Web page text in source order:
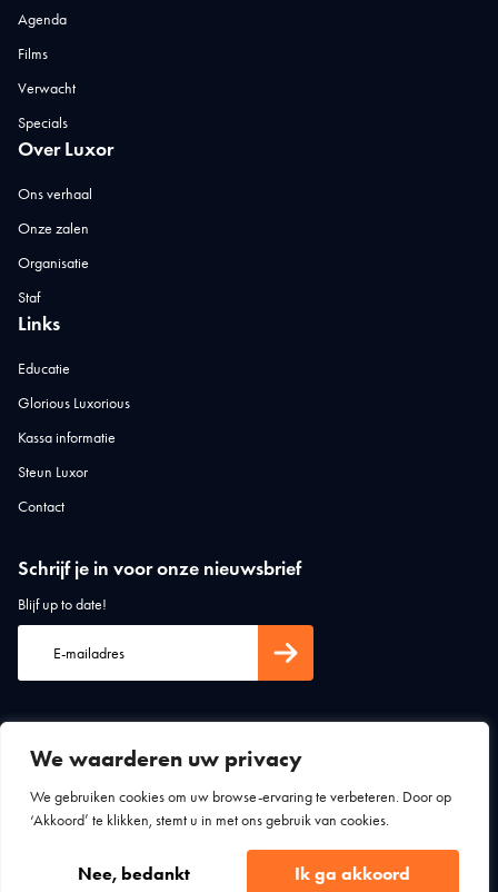
We waarderen uw privacy
We gebruiken cookies om uw browse-ervaring te verbeteren. Door op
‘Akkoord’ te klikken, stemt u in met ons gebruik van cookies.
Nee, bedankt Ik ga akkoord
Agenda
Films
Verwacht
Specials
Over Luxor
Ons verhaal
Onze zalen
Organisatie
Staf
Links
Educatie
Glorious Luxorious
Kassa informatie
Steun Luxor
Contact
Schrijf je in voor onze nieuwsbrief
Blijf up to date!
Algemene voorwaardenPrivacy statement
Luxor Theater Zutphen © 2026